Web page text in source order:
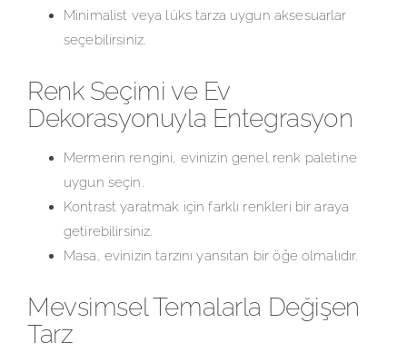
Minimalist veya lüks tarza uygun aksesuarlar
seçebilirsiniz.
Renk Seçimi ve Ev
Dekorasyonuyla Entegrasyon
Mermerin rengini, evinizin genel renk paletine
uygun seçin.
Kontrast yaratmak için farklı renkleri bir araya
getirebilirsiniz.
Masa, evinizin tarzını yansıtan bir öğe olmalıdır.
Mevsimsel Temalarla Değişen
Tarz